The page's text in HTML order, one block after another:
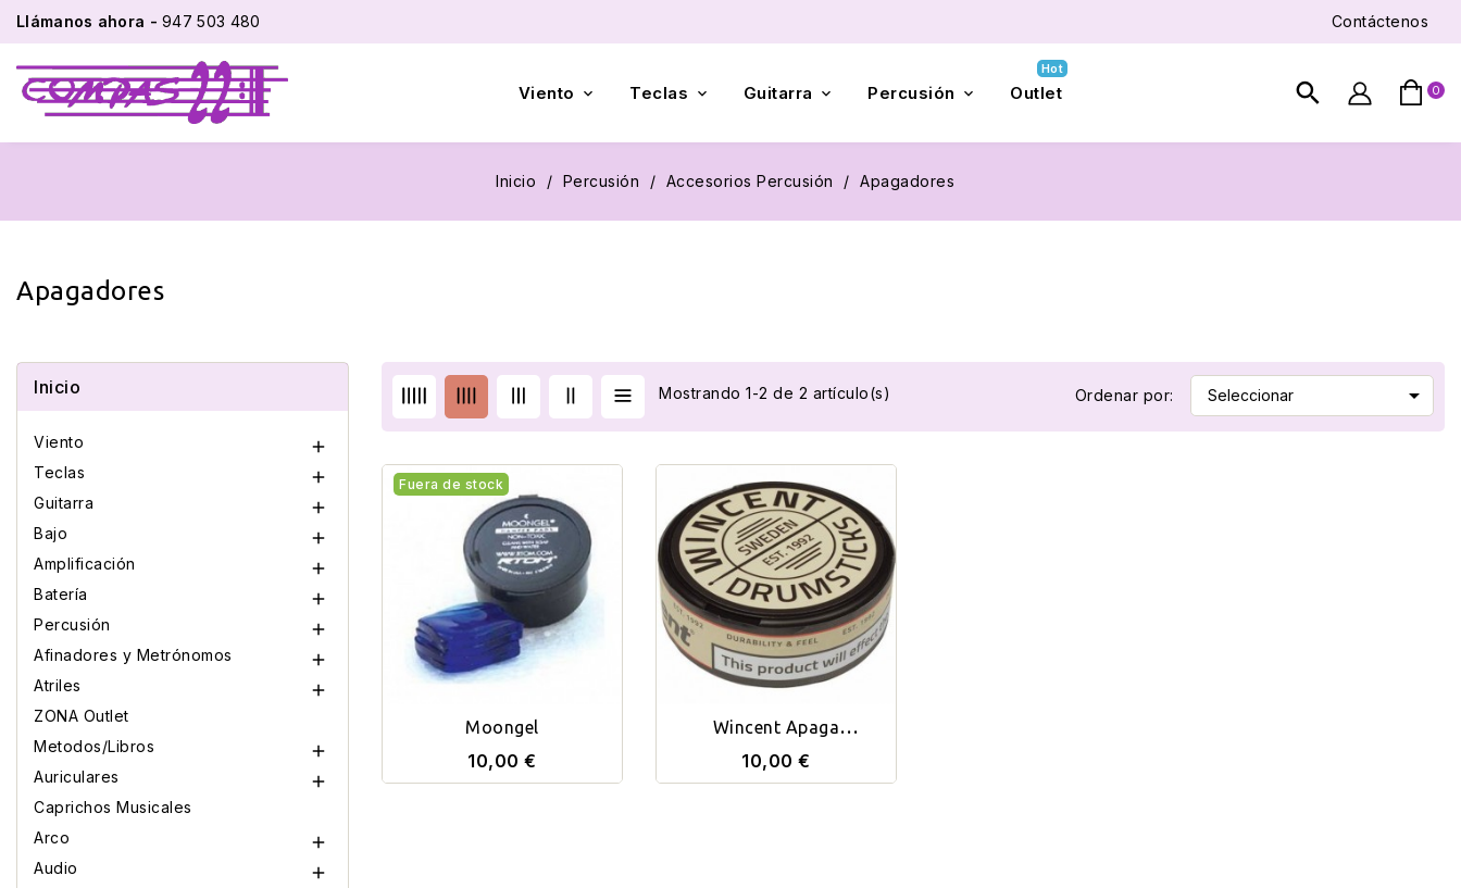
Llámanos ahora - 947 503 480 Contáctenos
Viento  Teclas  Guitarra  Percusión  Outlet
Hot
0
search
Inicio Percusión Accesorios Percusión Apagadores
Apagadores
Inicio
Viento 
Teclas 
Guitarra 
Bajo 
Amplificación 
Batería 
Percusión 
Afinadores y Metrónomos 
Atriles 
ZONA Outlet
Metodos/Libros

Auriculares 
Caprichos Musicales
Arco

Audio 
Mostrando 1-2 de 2 artículo(s) Ordenar por: Seleccionar 
Fuera de stock
Moongel
10,00 €
Wincent Apaga
Armónicos ToneGel
10,00 €